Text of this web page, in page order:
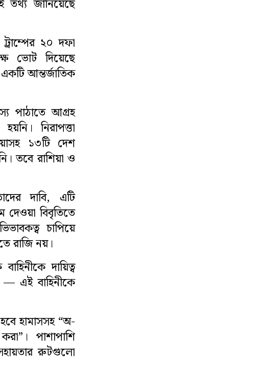
তথ্য জানিয়েছে
২০ দফা
ভোট দিয়েছে
আন্তর্জাতিক
পাঠাতে আগ্রহ
নিরাপত্তা
১৩টি দেশ
তবে রাশিয়া ও
দাবি, এটি
দেওয়া বিবৃতিতে
চাপিয়ে
রাজি নয়।
দায়িত্ব
এই বাহিনীকে
হামাসসহ “অ-
পাশাপাশি
রুটগুলো